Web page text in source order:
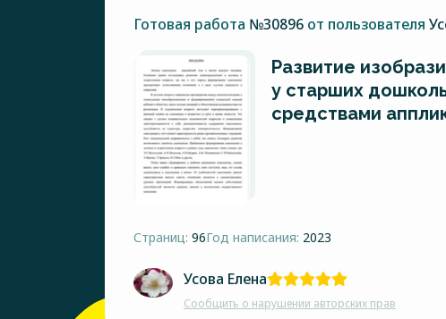
Готовая работа №30896 от пользователя
Развитие
у старших
средствами
Страниц: 96Год написания: 2023
Усова Елена
Сообщить о нарушении авторских прав